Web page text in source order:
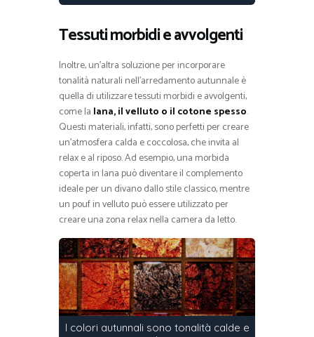
Tessuti morbidi e avvolgenti
Inoltre, un’altra soluzione per incorporare
tonalità naturali nell’arredamento autunnale è
quella di utilizzare tessuti morbidi e avvolgenti,
come la lana, il velluto o il cotone spesso.
Questi materiali, infatti, sono perfetti per creare
un’atmosfera calda e coccolosa, che invita al
relax e al riposo. Ad esempio, una morbida
coperta in lana può diventare il complemento
ideale per un divano dallo stile classico, mentre
un pouf in velluto può essere utilizzato per
creare una zona relax nella camera da letto.
I colori autunnali sono tonalità calde e